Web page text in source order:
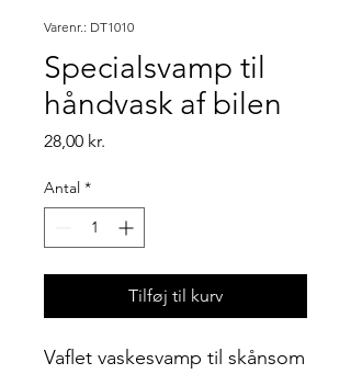
Varenr.: DT1010
Specialsvamp til
håndvask af bilen
28,00 kr.
Antal *
Tilføj til kurv
Vaflet vaskesvamp til skånsom